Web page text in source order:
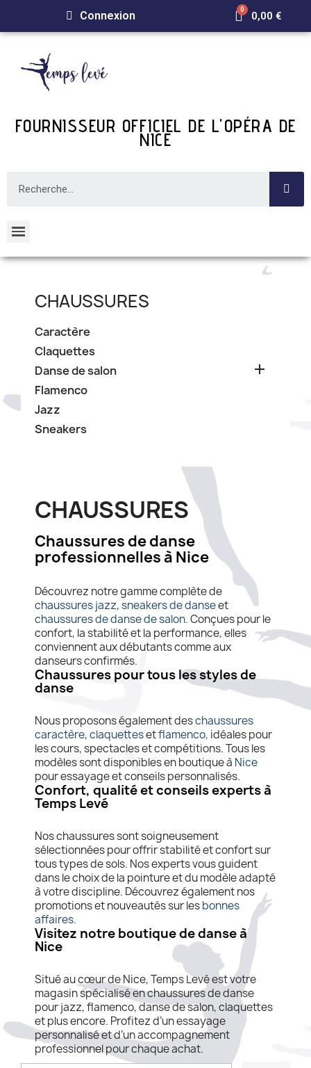
Connexion 0,00 €
FOURNISSEUR OFFICIEL DE L'OPÉRA DE
NICE
CHAUSSURES
Caractère
Claquettes
Danse de salon

Flamenco
Jazz
Sneakers
CHAUSSURES
Chaussures de danse
professionnelles à Nice
Découvrez notre gamme complète de
chaussures jazz,sneakers de danseet
chaussures de danse de salon.Conçues pour le
confort, la stabilité et la performance, elles
conviennent aux débutants comme aux
danseurs confirmés.
Chaussures pour tous les styles de
danse
Nous proposons également deschaussures
caractère,claquettesetflamenco, idéales pour
les cours, spectacles et compétitions. Tous les
modèles sont disponibles en boutique à Nice
pour essayage et conseils personnalisés.
Confort, qualité et conseils experts à
Temps Levé
Nos chaussures sont soigneusement
sélectionnées pour offrir stabilité et confort sur
tous types de sols. Nos experts vous guident
dans le choix de la pointure et du modèle adapté
à votre discipline. Découvrez également nos
promotions et nouveautés sur lesbonnes
affaires.
Visitez notre boutique de danse à
Nice
Situé au cœur de Nice, Temps Levé est votre
magasin spécialisé en chaussures de danse
pour jazz, flamenco, danse de salon, claquettes
et plus encore. Profitez d’un essayage
personnalisé et d’un accompagnement
professionnel pour chaque achat.